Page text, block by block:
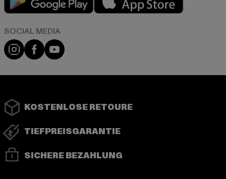
Instagram
FacebookYouTube
KOSTENLOSE RETOURE
TIEFPREISGARANTIE
SICHERE BEZAHLUNG